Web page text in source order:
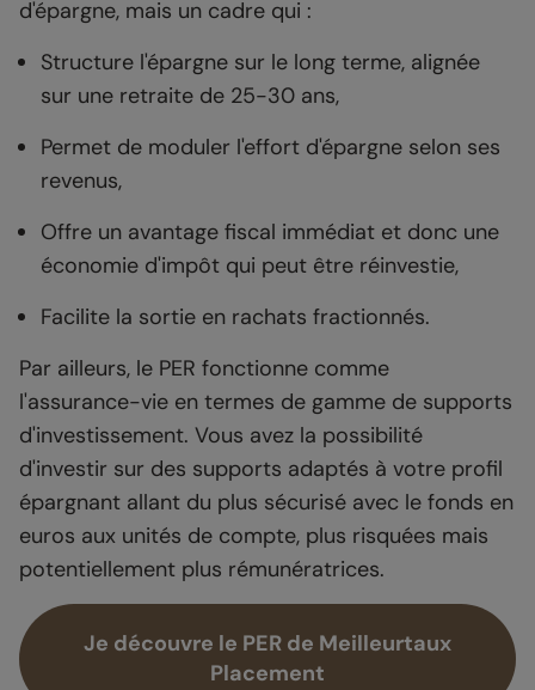
d'épargne, mais un cadre qui :
Structure l'épargne sur le long terme, alignée
sur une retraite de 25-30 ans,
Permet de moduler l'effort d'épargne selon ses
revenus,
Offre un avantage fiscal immédiat et donc une
économie d'impôt qui peut être réinvestie,
Facilite la sortie en rachats fractionnés.
Par ailleurs, le PER fonctionne comme
l'assurance-vie en termes de gamme de supports
d'investissement. Vous avez la possibilité
d'investir sur des supports adaptés à votre profil
épargnant allant du plus sécurisé avec le fonds en
euros aux unités de compte, plus risquées mais
potentiellement plus rémunératrices.
Je découvre le PER de Meilleurtaux
Placement